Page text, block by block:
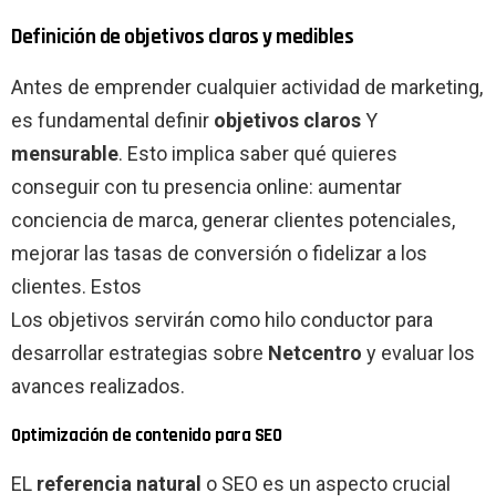
Definición de objetivos claros y medibles
Antes de emprender cualquier actividad de marketing,
es fundamental definir objetivos clarosY
mensurable. Esto implica saber qué quieres
conseguir con tu presencia online: aumentar
conciencia de marca, generar clientes potenciales,
mejorar las tasas de conversión o fidelizar a los
clientes. Estos
Los objetivos servirán como hilo conductor para
desarrollar estrategias sobre Netcentro y evaluar los
avances realizados.
Optimización de contenido para SEO
EL referencia natural o SEO es un aspecto crucial